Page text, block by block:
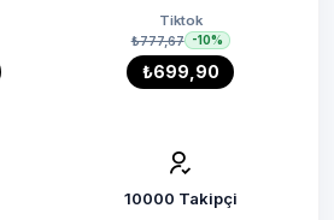
Tiktok
₺777,67
-10%
₺699,90
10000 Takipçi